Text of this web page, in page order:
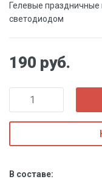
Гелевые праздничные
светодиодом
190 руб.
В составе: